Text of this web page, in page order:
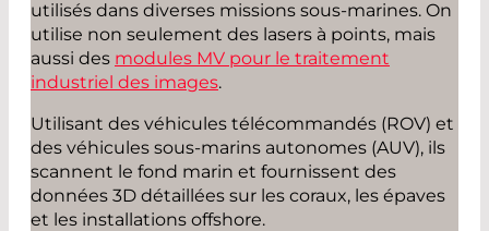
utilisés dans ­diverses missions sous-marines. On
utilise non seulement des lasers à points, mais
aussi des modules MV pour le traitement
industriel des images.
Utilisant des véhicules télécommandés (ROV) et
des véhicules sous-marins autonomes (AUV), ils
scannent le fond marin et fournissent des
données 3D détaillées sur les coraux, les épaves
et les installations offshore.